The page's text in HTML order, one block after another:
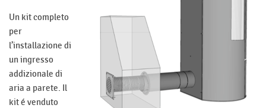
Un kit completo
per
l’installazione di
un ingresso
addizionale di
aria a parete. Il
kit é venduto